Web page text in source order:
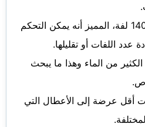
إن عدد اللفات يبلغ 1400 لفة، المميز أنه يمكن التحكم
عدد اللفات أو تقليلها.
من الماء وهذا ما يبحث
أقل عرضة إلى الأعطال التي